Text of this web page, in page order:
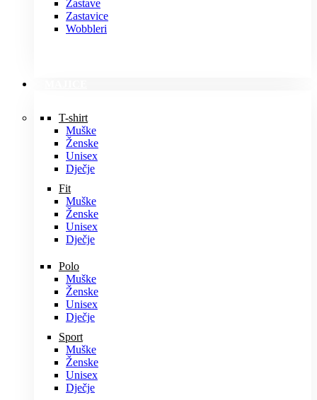
Zastave
Zastavice
Wobbleri
T-shirt
Muške
Ženske
Unisex
Dječje
Fit
Muške
Ženske
Unisex
Dječje
Polo
Muške
Ženske
Unisex
Dječje
Sport
Muške
Ženske
Unisex
Dječje